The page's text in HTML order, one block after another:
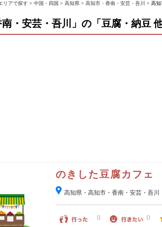
リアで探す > 中国・四国 > 高知県 > 高知市・香南・安芸・吾川 > 高知
南・安芸・吾川」の「豆腐・納豆
のきした豆腐カフェ
高知県・高知市・香南・安芸・吾川
0 0